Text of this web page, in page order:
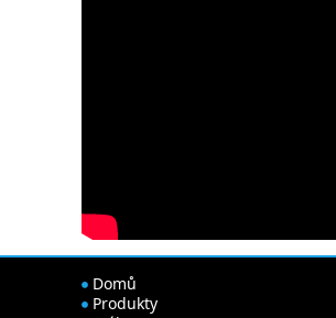
Domů
Produkty